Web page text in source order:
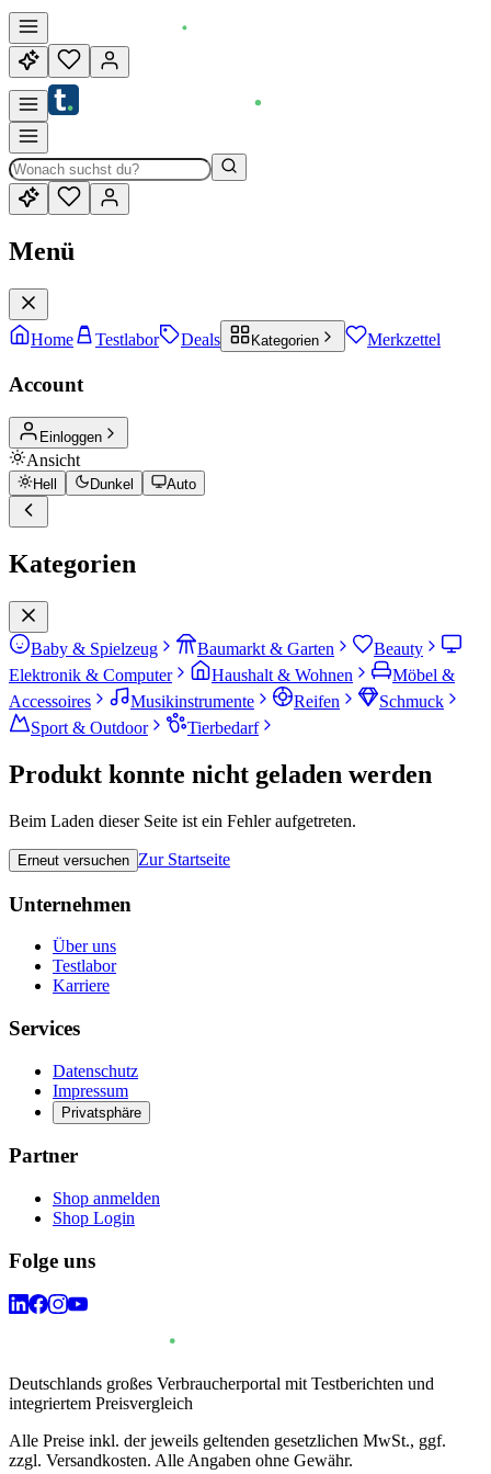
Menü
Home Testlabor Deals Kategorien Merkzettel
Account
Einloggen
Ansicht
Hell Dunkel Auto
Kategorien
Baby & Spielzeug Baumarkt & Garten
Beauty
Elektronik & Computer
Haushalt & Wohnen
Möbel &
Accessoires
Musikinstrumente Reifen
Schmuck
Sport & Outdoor
Tierbedarf
Produkt konnte nicht geladen werden
Beim Laden dieser Seite ist ein Fehler aufgetreten.
Erneut versuchen Zur Startseite
Unternehmen
Über uns
Testlabor
Karriere
Services
Datenschutz
Impressum
Privatsphäre
Partner
Shop anmelden
Shop Login
Folge uns
Deutschlands großes Verbraucherportal mit Testberichten und
integriertem Preisvergleich
Alle Preise inkl. der jeweils geltenden gesetzlichen MwSt., ggf.
zzgl. Versandkosten. Alle Angaben ohne Gewähr.